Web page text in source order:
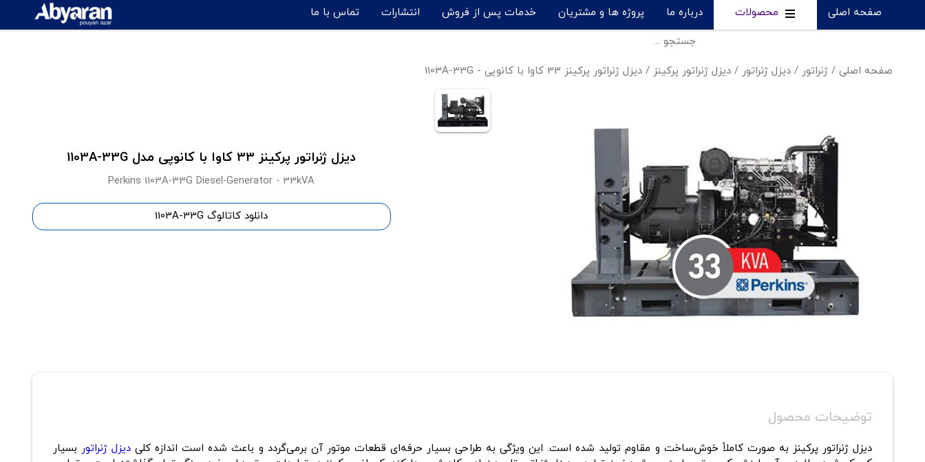
صفحه اصلی محصولات درباره ما پروژه ها و مشتریان خدمات پس از فروش انتشارات تماس با ما
صفحه اصلی / ژنراتور / دیزل ژنراتور / دیزل ژنراتور پرکینز / دیزل ژنراتور پرکینز 33 کاوا با کانوپی - 1103A-33G
دیزل ژنراتور پرکینز 33 کاوا با کانوپی مدل 1103A-33G
Perkins 1103A-33G Diesel-Generator - 33kVA
دانلود کاتالوگ 1103A-33G
توضیحات محصول
دیزل ژنراتور پرکینز به صورت کاملاً خوش‌ساخت و مقاوم تولید شده است. این ویژگی به طراحی بسیار حرفه‌ای قطعات موتور آن بر‌می‌گردد و باعث شده است اندازه کلی دیزل ژنراتور بسیار